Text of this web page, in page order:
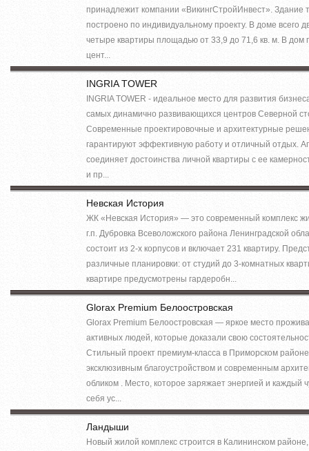
принадлежит компании «ВикингСтройИнвест». Здание
построено по индивидуальному проекту. В доме всего
четыре квартиры площадью от 33,9 до 71,6 кв. м. В дом
цент...
INGRIA TOWER
INGRIA TOWER - идеальное место для развития
самых динамично развивающихся центров Северной
Современные проектировочные и архитектурные
гарантируют эффективную работу и отличный отдых.
соединяет достоинства личной квартиры с ее
и пр...
Невская История
ЖК «Невская История» — это современный комплекс
г.п. Дубровка Всеволожского района Ленинградской
состоит из 2-х корпусов и включает 231 квартиру.
различные планировки: от студий до 3-комнатных
квартире предусмотрены гардеробн...
Glorax Premium Белоостровская
Glorax Premium Белоостровская — яркое место
активных людей, которые доказали свою
Стильный проект премиум-класса в Приморском
эксклюзивным благоустройством и современным
обликом . Место, которое заряжает энергией и каждый
себя ус...
Ландыши
Новый жилой комплекс строится в Калининском